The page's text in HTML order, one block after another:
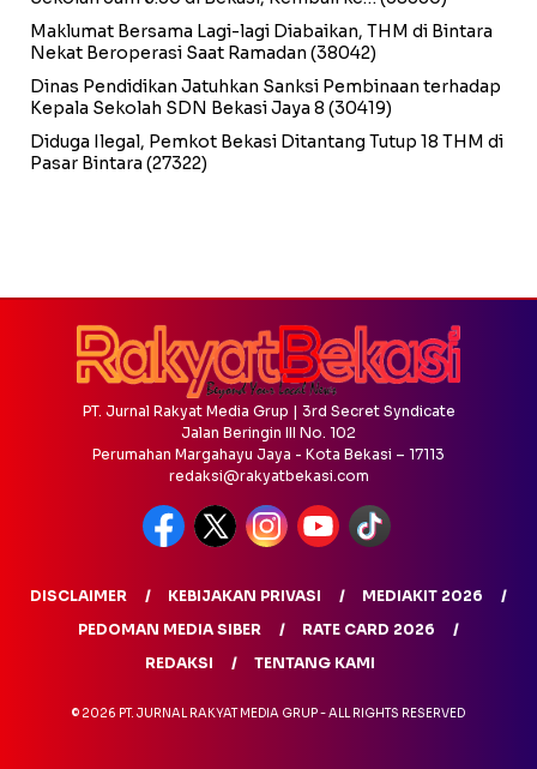
Maklumat Bersama Lagi-lagi Diabaikan, THM di Bintara
Nekat Beroperasi Saat Ramadan (38042)
Dinas Pendidikan Jatuhkan Sanksi Pembinaan terhadap
Kepala Sekolah SDN Bekasi Jaya 8 (30419)
Diduga Ilegal, Pemkot Bekasi Ditantang Tutup 18 THM di
Pasar Bintara (27322)
PT. Jurnal Rakyat Media Grup | 3rd Secret Syndicate
Jalan Beringin III No. 102
Perumahan Margahayu Jaya - Kota Bekasi – 17113
redaksi@rakyatbekasi.com
DISCLAIMER KEBIJAKAN PRIVASI
MEDIAKIT 2026
PEDOMAN MEDIA SIBER
RATE CARD 2026
REDAKSI
TENTANG KAMI
© 2026 PT. JURNAL RAKYAT MEDIA GRUP - ALL RIGHTS RESERVED